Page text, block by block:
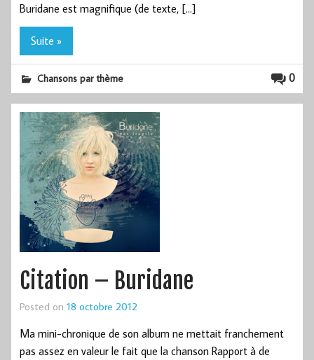
Buridane est magnifique (de texte, […]
Suite »
0
Chansons par thème
Citation – Buridane
Posted on 18 octobre 2012
Ma mini-chronique de son album ne mettait franchement
pas assez en valeur le fait que la chanson Rapport à de